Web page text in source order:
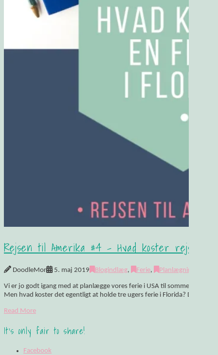
Rejsen til Amerika #4 – Hvad koster rejsen?
DoodleMor 5. maj 2019 Blogindlæg, Ferie, Planlægning
Vi er jo godt igang med at planlægge vores ferie i USA til sommer, og at
Men hvad koster det egentligt at holde tre ugers ferie i Florida? Der …
Read More
It's only fair to share!
Facebook